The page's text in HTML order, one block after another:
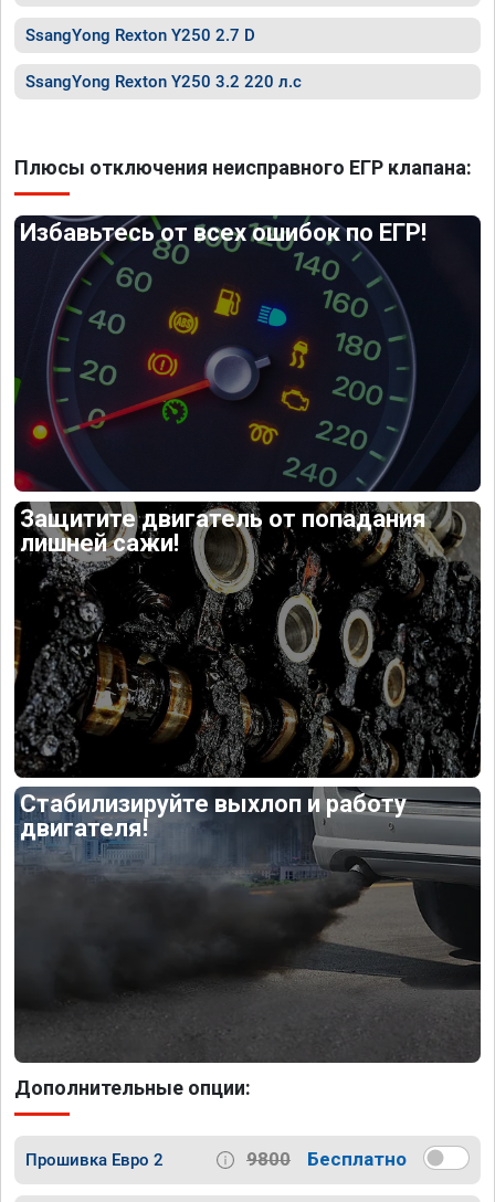
SsangYong Rexton Y250 2.7 D
SsangYong Rexton Y250 3.2 220 л.с
Плюсы отключения неисправного ЕГР клапана:
Избавьтесь от всех ошибок по ЕГР!
Защитите двигатель от попадания
лишней сажи!
Стабилизируйте выхлоп и работу
двигателя!
Дополнительные опции:
Прошивка Евро 2 9800 Бесплатно